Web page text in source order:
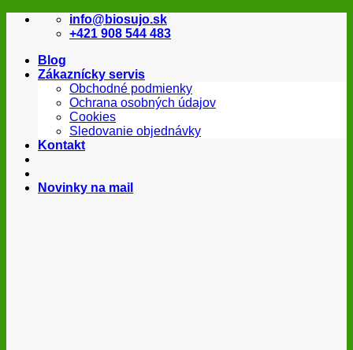
Skip
info@biosujo.sk
+421 908 544 483
Blog
Zákaznícky servis
Obchodné podmienky
Ochrana osobných údajov
Cookies
Sledovanie objednávky
Kontakt
Novinky na mail